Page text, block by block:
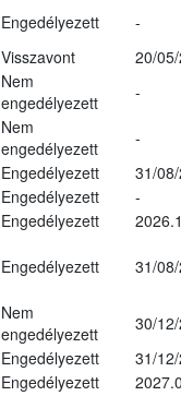
Engedélyezett
-
Visszavont
20/
Nem
engedélyezett
-
Nem
engedélyezett
-
Engedélyezett
31/
Engedélyezett
-
Engedélyezett
Engedélyezett 31/
Nem
engedélyezett
30/
Engedélyezett
31/
Engedélyezett